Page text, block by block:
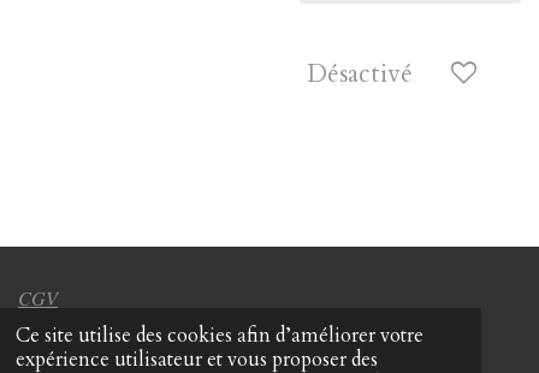
Ce site utilise des cookies afin d’améliorer votre
expérience utilisateur et vous proposer des
Désactivé
CGV